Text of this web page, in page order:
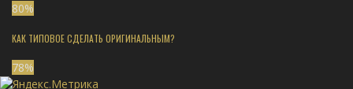
80%
КАК ТИПОВОЕ СДЕЛАТЬ ОРИГИНАЛЬНЫМ?
78%